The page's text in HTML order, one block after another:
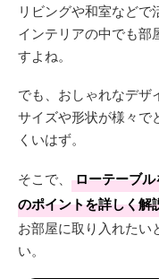
リビングや和室などで
インテリアの中でも部
すよね。
でも、おしゃれなデザ
サイズや形状が様々で
くいはず。
そこで、
ローテーブ
のポイントを詳しく解
お部屋に取り入れたい
い。